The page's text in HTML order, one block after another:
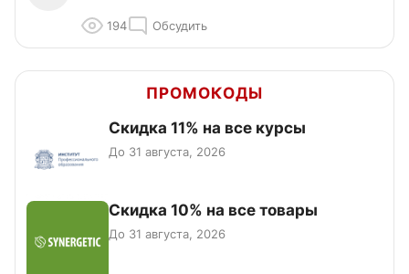
194 Обсудить
ПРОМОКОДЫ
Скидка 11% на все курсы
До 31 августа, 2026
Скидка 10% на все товары
До 31 августа, 2026